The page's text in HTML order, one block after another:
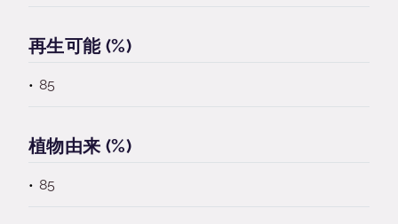
再生可能 (%)
85
植物由来 (%)
85